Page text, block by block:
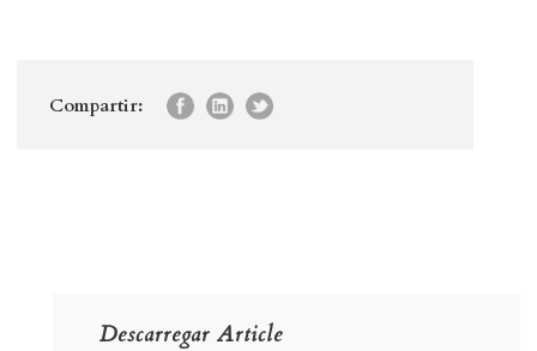
Compartir:
Descarregar Article